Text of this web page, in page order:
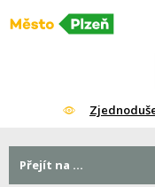
Přeskočit
Přejít na ...